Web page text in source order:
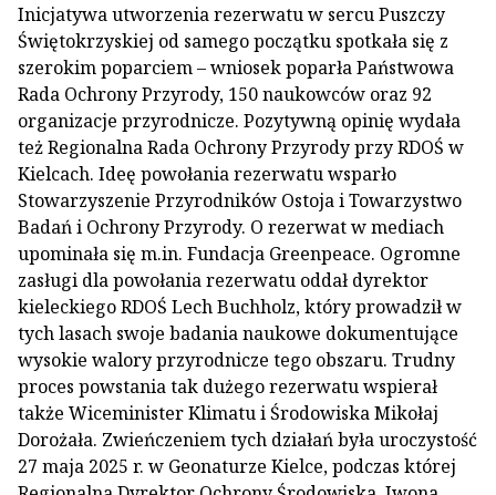
Inicjatywa utworzenia rezerwatu w sercu Puszczy
Świętokrzyskiej od samego początku spotkała się z
szerokim poparciem – wniosek poparła Państwowa
Rada Ochrony Przyrody, 150 naukowców oraz 92
organizacje przyrodnicze. Pozytywną opinię wydała
też Regionalna Rada Ochrony Przyrody przy RDOŚ w
Kielcach. Ideę powołania rezerwatu wsparło
Stowarzyszenie Przyrodników Ostoja i Towarzystwo
Badań i Ochrony Przyrody. O rezerwat w mediach
upominała się m.in. Fundacja Greenpeace. Ogromne
zasługi dla powołania rezerwatu oddał dyrektor
kieleckiego RDOŚ Lech Buchholz, który prowadził w
tych lasach swoje badania naukowe dokumentujące
wysokie walory przyrodnicze tego obszaru. Trudny
proces powstania tak dużego rezerwatu wspierał
także Wiceminister Klimatu i Środowiska Mikołaj
Dorożała. Zwieńczeniem tych działań była uroczystość
27 maja 2025 r. w Geonaturze Kielce, podczas której